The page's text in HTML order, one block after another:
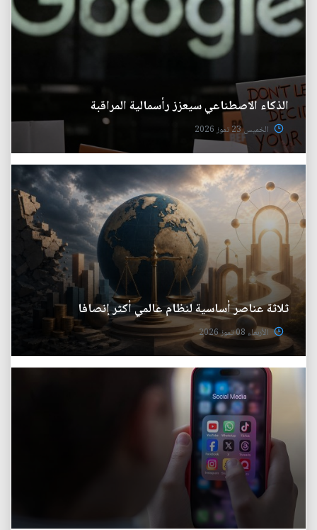
الذكاء الاصطناعي سيعزز رأسمالية المراقبة
الخميس 23 تموز 2026
ثلاثة عناصر أساسية لنظام عالمي أكثر إنصافا
الأربعاء 08 تموز 2026